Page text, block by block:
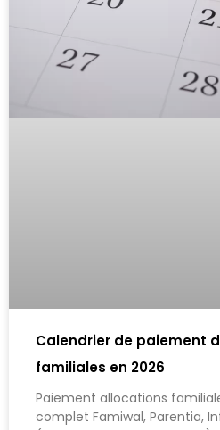
Calendrier de paiement
familiales en 2026
Paiement allocations
complet Famiwal, Parentia,